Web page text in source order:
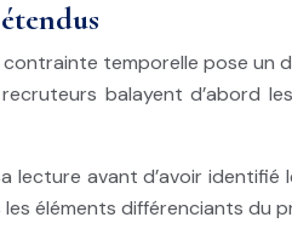
temporelle pose un
balayent d’abord
lecture avant d’avoir
éléments différenciants du